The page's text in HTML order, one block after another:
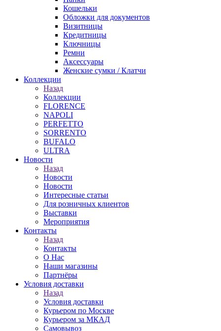
Кошельки
Обложки для документов
Визитницы
Кредитницы
Ключницы
Ремни
Аксессуары
Женские сумки / Клатчи
Коллекции
Назад
Коллекции
FLORENCE
NAPOLI
PERFETTO
SORRENTO
BUFALO
ULTRA
Новости
Назад
Новости
Новости
Интересные статьи
Для розничных клиентов
Выставки
Мероприятия
Контакты
Назад
Контакты
О Нас
Наши магазины
Партнёры
Условия доставки
Назад
Условия доставки
Курьером по Москве
Курьером за МКАД
Самовывоз